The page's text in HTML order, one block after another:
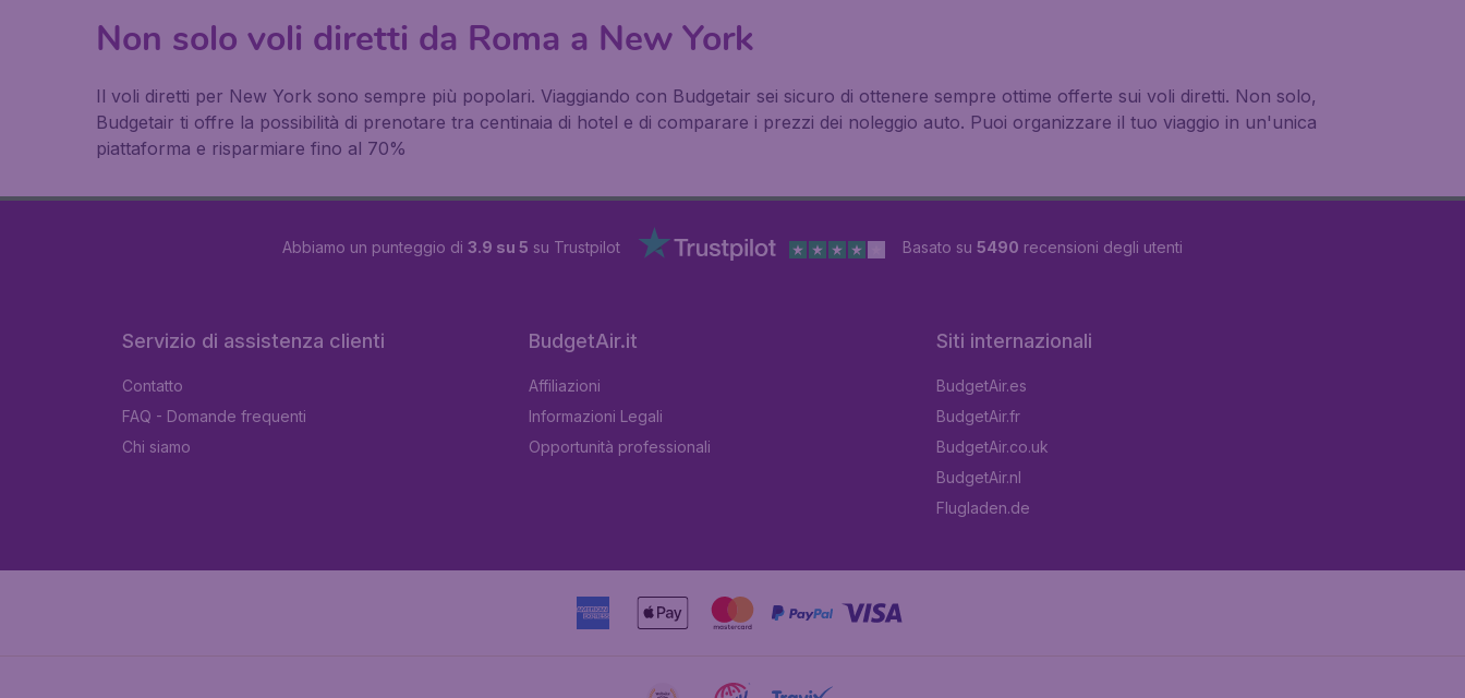
Non solo voli diretti da Roma a New York
Il voli diretti per New York sono sempre più popolari. Viaggiando con Budgetair sei sicuro di ottenere sempre ottime offerte sui voli diretti. Non solo,
Budgetair ti offre la possibilità di prenotare tra centinaia di hotel e di comparare i prezzi dei noleggio auto. Puoi organizzare il tuo viaggio in un'unica
piattaforma e risparmiare fino al 70%
Abbiamo un punteggio di 3.9 su 5 su Trustpilot Basato su 5490 recensioni degli utenti
Servizio di assistenza clienti
Contatto
FAQ - Domande frequenti
Chi siamo
BudgetAir.it
Affiliazioni
Informazioni Legali
Opportunità professionali
Siti internazionali
BudgetAir.es
BudgetAir.fr
BudgetAir.co.uk
BudgetAir.nl
Flugladen.de